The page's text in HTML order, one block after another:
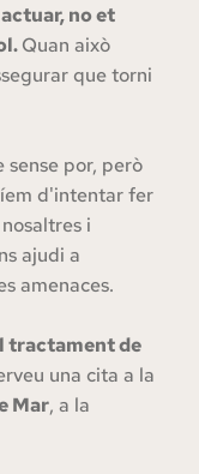
no et
Quan això
que torni
por, però
d'intentar fer
i
ajudi a
amenaces.
tractament de
una cita a la
Mar, a la